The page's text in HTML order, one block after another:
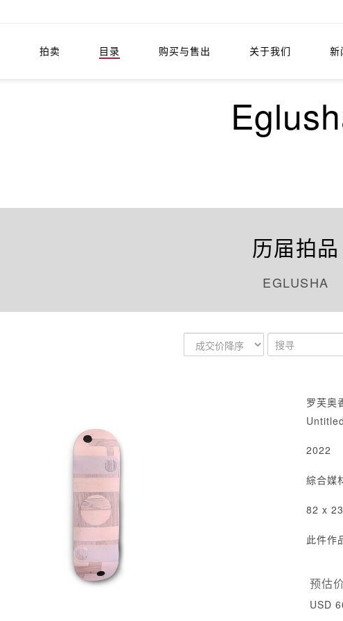
拍卖 目录 购买与售出 关于我们 新
历届拍品
EGLUSHA
罗芙奥
Untitled
2022
綜合媒
82 x
此件作
预估价
USD